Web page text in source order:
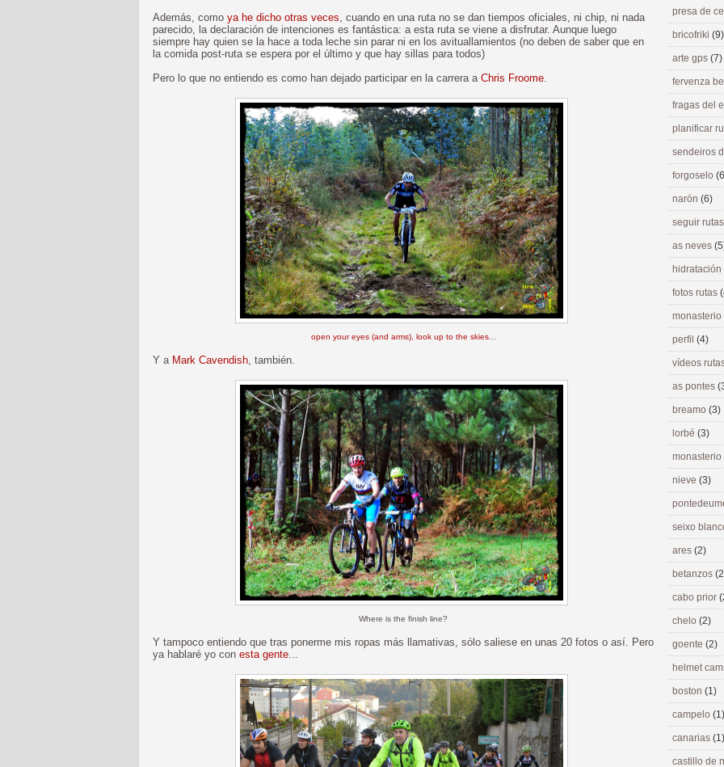
Además, como ya he dicho otras veces, cuando en una ruta no se dan tiempos oficiales, ni chip, ni nada
parecido, la declaración de intenciones es fantástica: a esta ruta se viene a disfrutar. Aunque luego
siempre hay quien se la hace a toda leche sin parar ni en los avituallamientos (no deben de saber que en
la comida post-ruta se espera por el último y que hay sillas para todos)
Pero lo que no entiendo es como han dejado participar en la carrera a Chris Froome.
open your eyes (and arms), look up to the skies...
Y a Mark Cavendish, también.
Where is the finish line?
Y tampoco entiendo que tras ponerme mis ropas más llamativas, sólo saliese en unas 20 fotos o así. Pero
ya hablaré yo con esta gente...
presa de
bricofriki (9)
arte gps (7)
fervenza
fragas del
planificar
sendeiros
forgoselo
narón (6)
seguir
as neves
hidratación
fotos rutas
perfil (4)
vídeos
as pontes
breamo (3)
lorbé (3)
nieve (3)
seixo
ares (2)
betanzos
cabo prior
chelo (2)
goente (2)
helmet
boston (1)
campelo (1)
canarias (1)
castillo de